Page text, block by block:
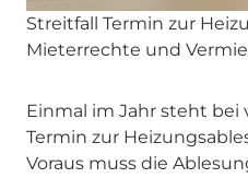
Streitfall Termin zur
Mieterrechte und
Einmal im Jahr steht bei
Termin zur
Voraus muss die